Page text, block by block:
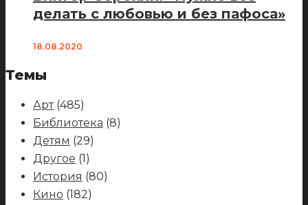
делать с любовью и без пафоса»
18.08.2020
Темы
Арт(485)
Библиотека (8)
Детям (29)
Другое (1)
История (80)
Кино (182)